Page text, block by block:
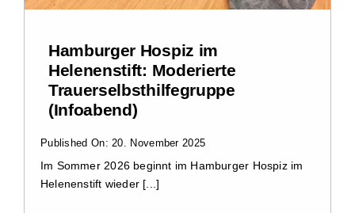
Hamburger Hospiz im
Helenenstift: Moderierte
Trauerselbsthilfegruppe
(Infoabend)
Published On: 20. November 2025
Im Sommer 2026 beginnt im Hamburger Hospiz im
Helenenstift wieder [...]